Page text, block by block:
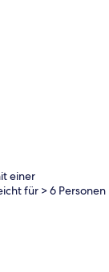
einer
für > 6 Personen